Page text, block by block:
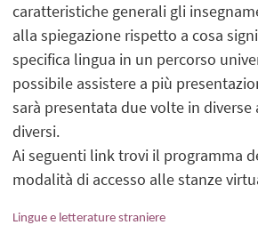
caratteristiche generali gli
alla spiegazione rispetto a cosa
specifica lingua in un percorso
possibile assistere a più
sarà presentata due volte in diverse
diversi.
Ai seguenti link trovi il programma
modalità di accesso alle stanze
Lingue e letterature straniere